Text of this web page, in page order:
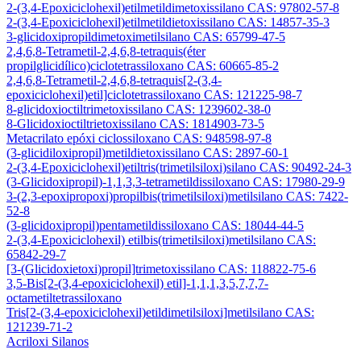
2-(3,4-Epoxiciclohexil)etilmetildimetoxissilano CAS: 97802-57-8
2-(3,4-Epoxiciclohexil)etilmetildietoxissilano CAS: 14857-35-3
3-glicidoxipropildimetoximetilsilano CAS: 65799-47-5
2,4,6,8-Tetrametil-2,4,6,8-tetraquis(éter
propilglicidílico)ciclotetrassiloxano CAS: 60665-85-2
2,4,6,8-Tetrametil-2,4,6,8-tetraquis[2-(3,4-
epoxiciclohexil)etil]ciclotetrassiloxano CAS: 121225-98-7
8-glicidoxioctiltrimetoxissilano CAS: 1239602-38-0
8-Glicidoxioctiltrietoxissilano CAS: 1814903-73-5
Metacrilato epóxi ciclossiloxano CAS: 948598-97-8
(3-glicidiloxipropil)metildietoxissilano CAS: 2897-60-1
2-(3,4-Epoxiciclohexil)etiltris(trimetilsiloxi)silano CAS: 90492-24-3
(3-Glicidoxipropil)-1,1,3,3-tetrametildissiloxano CAS: 17980-29-9
3-(2,3-epoxipropoxi)propilbis(trimetilsiloxi)metilsilano CAS: 7422-
52-8
(3-glicidoxipropil)pentametildissiloxano CAS: 18044-44-5
2-(3,4-Epoxiciclohexil) etilbis(trimetilsiloxi)metilsilano CAS:
65842-29-7
[3-(Glicidoxietoxi)propil]trimetoxissilano CAS: 118822-75-6
3,5-Bis[2-(3,4-epoxiciclohexil) etil]-1,1,1,3,5,7,7,7-
octametiltetrassiloxano
Tris[2-(3,4-epoxiciclohexil)etildimetilsiloxi]metilsilano CAS:
121239-71-2
Acriloxi Silanos